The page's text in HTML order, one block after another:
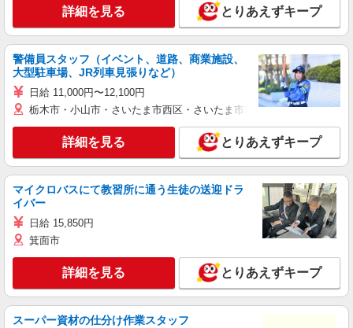
詳細を見る とりあえずキープ
警備員スタッフ（イベント、道路、商業施設、
大型駐車場、JR列車見張りなど）
日給 11,000円〜12,100円
栃木市・小山市・さいたま市西区・さいたま市岩槻区・久喜市・蓮田
詳細を見る とりあえずキープ
マイクロバスにて教習所に通う生徒の送迎ドラ
イバー
日給 15,850円
箕面市
詳細を見る とりあえずキープ
スーパー資材の仕分け作業スタッフ